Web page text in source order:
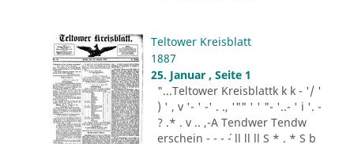
Teltower Kreisblatt
1887
25. Januar , Seite 1
"...Teltower Kreisblattk k k - '/ '
) ' , v '- ' -' . ., '"" ' ' "- '..- ' i '. -
? .* . v .. ,-A Tendwer Tendw
erschein - - - ´- ll ll ll S * . * S b